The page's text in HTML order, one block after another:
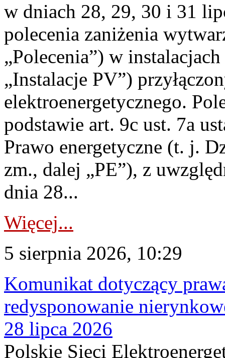
w dniach 28, 29, 30 i 31
polecenia zaniżenia
„Polecenia”) w
„Instalacje PV”)
elektroenergetycznego.
podstawie art. 9c ust. 7a
Prawo energetyczne (t. j.
zm., dalej „PE”), z
dnia 28...
Więcej...
5 sierpnia 2026, 10:29
Komunikat dotyczący
redysponowanie
28 lipca 2026
Polskie Sieci